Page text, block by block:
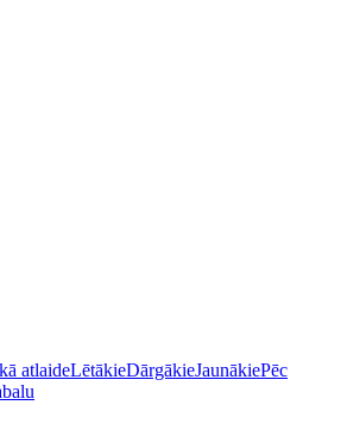
atlaideLētākieDārgākieJaunākiePēc